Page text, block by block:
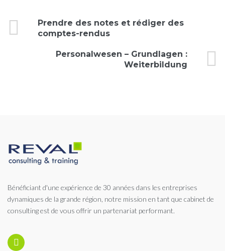
Évènement
Navigation
Prendre des notes et rédiger des
comptes-rendus
Personalwesen – Grundlagen :
Weiterbildung
Bénéficiant d'une expérience de 30 années dans les entreprises
dynamiques de la grande région, notre mission en tant que cabinet de
consulting est de vous offrir un partenariat performant.